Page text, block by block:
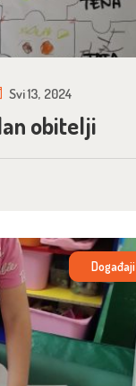
Svi 13, 2024
obitelji
Događaji